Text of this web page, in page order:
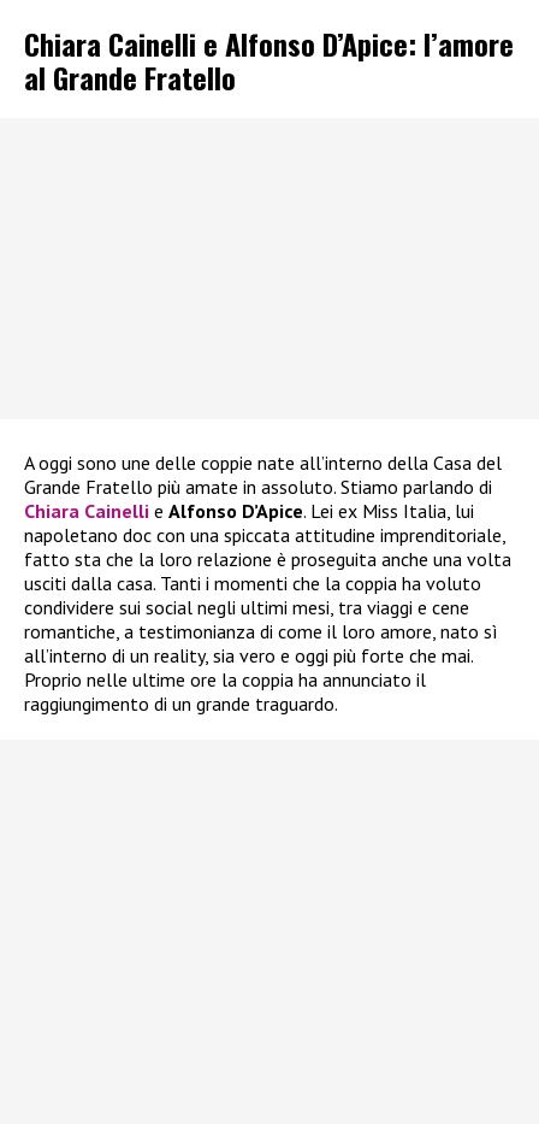
Chiara Cainelli e Alfonso D’Apice: l’amore
al Grande Fratello
A oggi sono une delle coppie nate all’interno della Casa del
Grande Fratello più amate in assoluto. Stiamo parlando di
Chiara Cainelli e Alfonso D’Apice. Lei ex Miss Italia, lui
napoletano doc con una spiccata attitudine imprenditoriale,
fatto sta che la loro relazione è proseguita anche una volta
usciti dalla casa. Tanti i momenti che la coppia ha voluto
condividere sui social negli ultimi mesi, tra viaggi e cene
romantiche, a testimonianza di come il loro amore, nato sì
all’interno di un reality, sia vero e oggi più forte che mai.
Proprio nelle ultime ore la coppia ha annunciato il
raggiungimento di un grande traguardo.